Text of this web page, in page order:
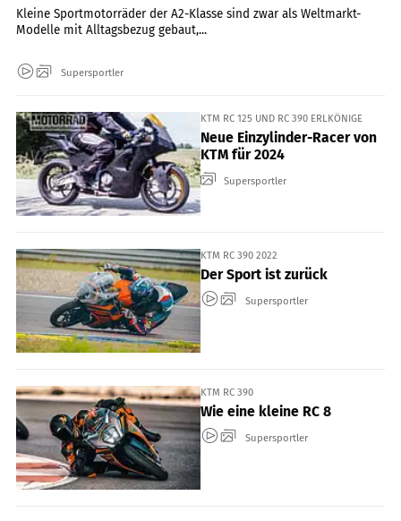
Kleine Sportmotorräder der A2-Klasse sind zwar als Weltmarkt-
Modelle mit Alltagsbezug gebaut,...
Supersportler
KTM RC 125 UND RC 390 ERLKÖNIGE
Neue Einzylinder-Racer von
KTM für 2024
Supersportler
KTM RC 390 2022
Der Sport ist zurück
Supersportler
KTM RC 390
Wie eine kleine RC 8
Supersportler